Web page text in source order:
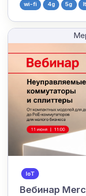
wi-fi 4g 5g
IoT
Вебинар